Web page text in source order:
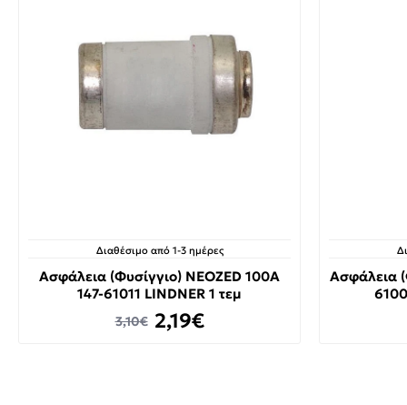
Διαθέσιμο από 1-3 ημέρες
Ασφάλεια (Φυσίγγιο) NEOZED 100A
147-61011 LINDNER 1 τεμ
2,19€
3,10€
Ασφάλεια